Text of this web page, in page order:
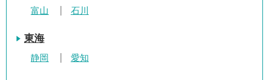
富山 石川
東海
静岡 愛知